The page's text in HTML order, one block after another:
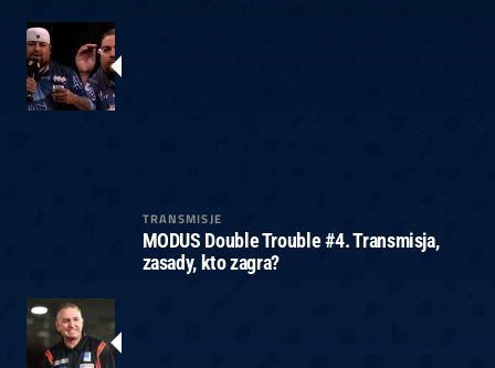
TRANSMISJE
MODUS Double Trouble #4. Transmisja,
zasady, kto zagra?